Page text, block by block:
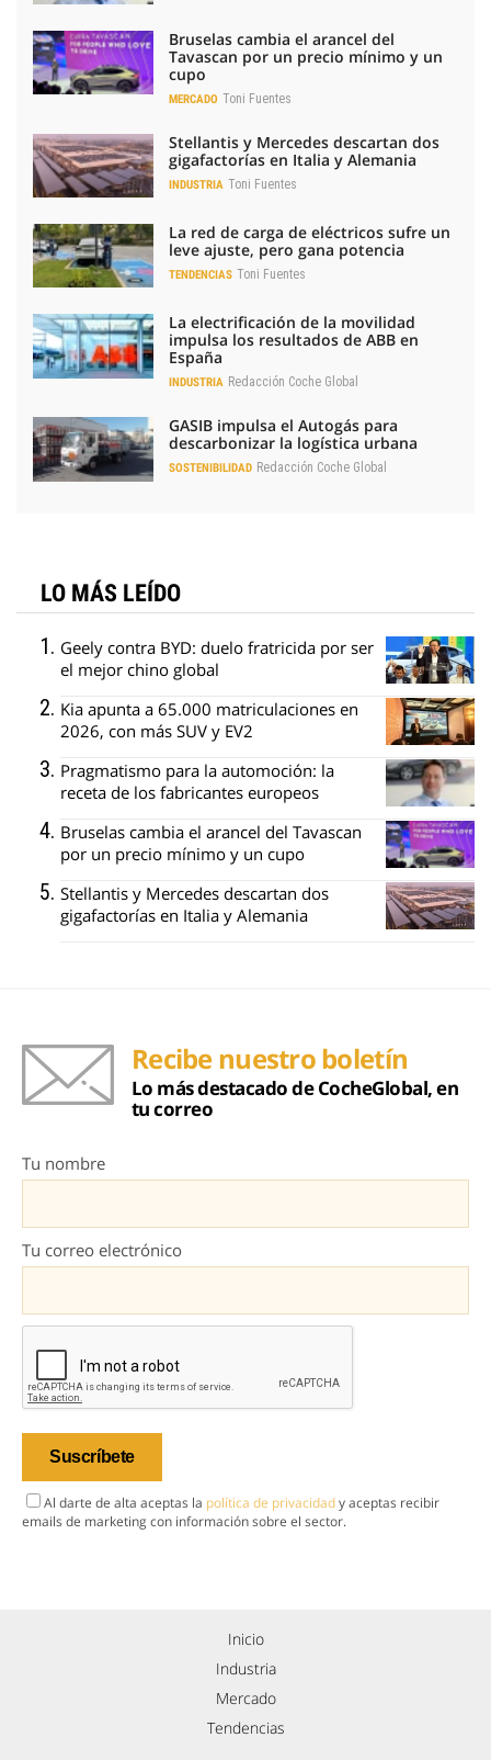
Bruselas cambia el arancel del
Tavascan por un precio mínimo y un
cupo
MERCADO Toni Fuentes
Stellantis y Mercedes descartan dos
gigafactorías en Italia y Alemania
INDUSTRIA Toni Fuentes
La red de carga de eléctricos sufre un
leve ajuste, pero gana potencia
TENDENCIAS Toni Fuentes
La electrificación de la movilidad
impulsa los resultados de ABB en
España
INDUSTRIA Redacción Coche Global
GASIB impulsa el Autogás para
descarbonizar la logística urbana
SOSTENIBILIDAD Redacción Coche Global
LO MÁS LEÍDO
Geely contra BYD: duelo fratricida por ser
el mejor chino global
Kia apunta a 65.000 matriculaciones en
2026, con más SUV y EV2
Pragmatismo para la automoción: la
receta de los fabricantes europeos
Bruselas cambia el arancel del Tavascan
por un precio mínimo y un cupo
Stellantis y Mercedes descartan dos
gigafactorías en Italia y Alemania
Recibe nuestro boletín
Lo más destacado de CocheGlobal, en
tu correo
Tu nombre
Tu correo electrónico
Al darte de alta aceptas la política de privacidady aceptas recibir
emails de marketing con información sobre el sector.
Inicio
Industria
Mercado
Tendencias